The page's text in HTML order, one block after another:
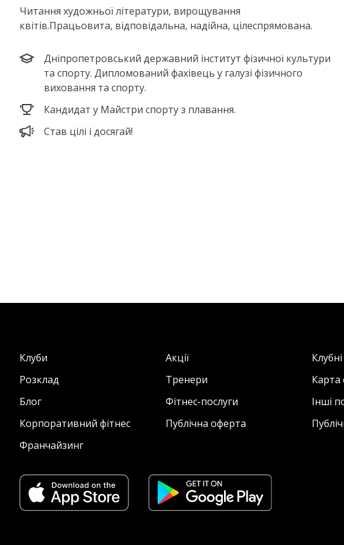
Читання художньої літератури, вирощування
квітів.Працьовита, відповідальна, надійна, цілеспрямована.
Дніпропетровський державний інститут фізичної культури
та спорту. Дипломований фахівець у галузі фізичного
виховання та спорту.
Кандидат у Майстри спорту з плавання.
Став цілі і досягай!
Клуби Акції
Розклад
Тренери
Карта
Блог
Фітнес-послуги
Інші
Корпоративний фітнес
Публічна оферта
Франчайзинг